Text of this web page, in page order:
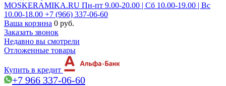
MOSKERAMIKA.RU Пн-пт 9.00-20.00 | Сб 10.00-19.00 | Вс
10.00-18.00 +7 (966) 337-06-60
Ваша корзина 0 руб.
Заказать звонок
Недавно вы смотрели
Отложенные товары
Купить в кредит
+7 966 337-06-60